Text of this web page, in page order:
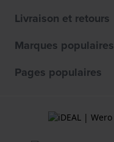
Livraison et retours
Marques populaires
Pages populaires